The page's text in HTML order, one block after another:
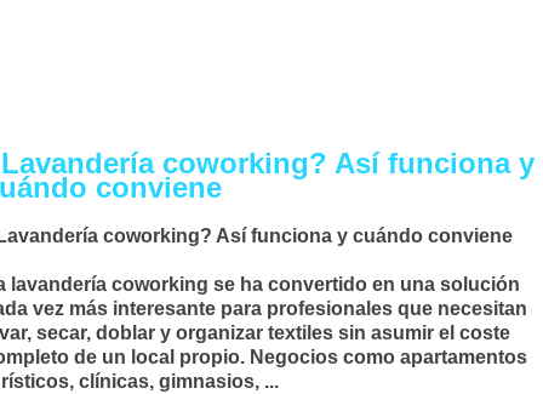
coworking? Así funciona y
conviene
coworking? Así funciona y cuándo conviene
lavandería coworking se ha convertido en una solución
vez más interesante para profesionales que necesitan
secar, doblar y organizar textiles sin asumir el coste
de un local propio. Negocios como apartamentos
clínicas, gimnasios, ...